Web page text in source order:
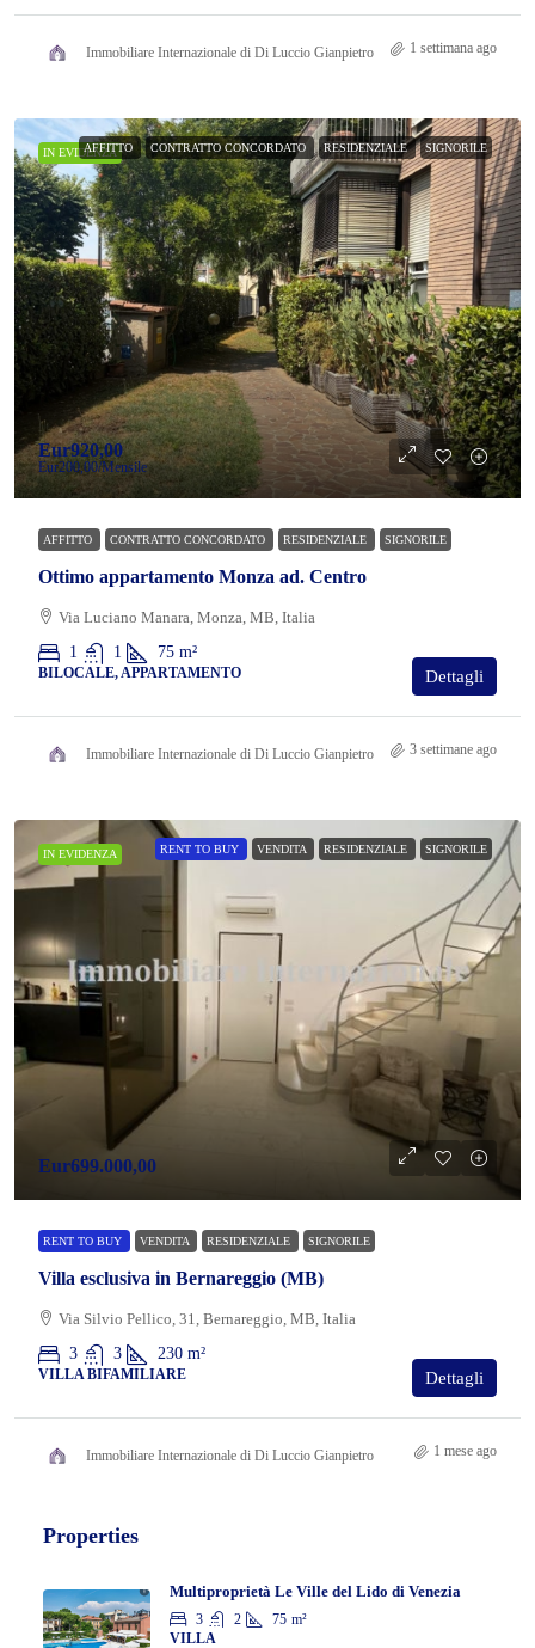
Immobiliare Internazionale di Di Luccio Gianpietro 1 settimana ago
IN EVIDENZA
AFFITTO CONTRATTO CONCORDATO RESIDENZIALE SIGNORILE
Eur920,00
Eur200,00/Mensile
AFFITTO CONTRATTO CONCORDATO RESIDENZIALE SIGNORILE
Ottimo appartamento Monza ad. Centro
Via Luciano Manara, Monza, MB, Italia
1
1 75 m²
BILOCALE, APPARTAMENTO Dettagli
Immobiliare Internazionale di Di Luccio Gianpietro 3 settimane ago
IN EVIDENZA RENT TO BUY VENDITA RESIDENZIALE SIGNORILE
Eur699.000,00
RENT TO BUY VENDITA RESIDENZIALE SIGNORILE
Villa esclusiva in Bernareggio (MB)
Via Silvio Pellico, 31, Bernareggio, MB, Italia
3
3 230 m²
VILLA BIFAMILIARE Dettagli
Immobiliare Internazionale di Di Luccio Gianpietro 1 mese ago
Properties
Multiproprietà Le Ville del Lido di Venezia
3 2 75 m²
VILLA